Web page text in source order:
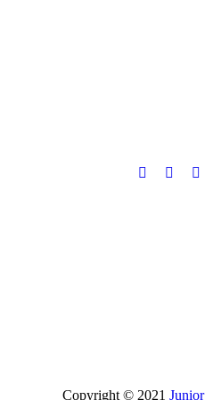
Copyright © 2021 Junior